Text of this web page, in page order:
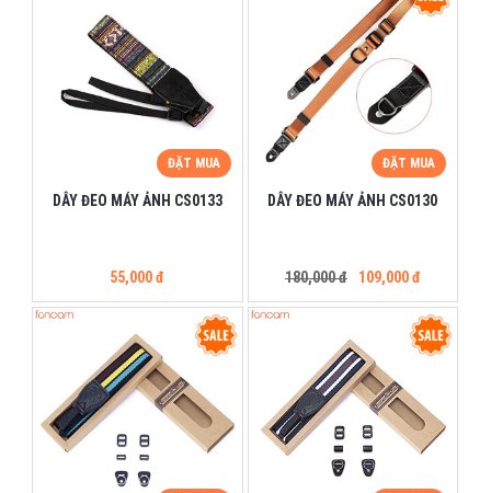
ĐẶT MUA
DÂY ĐEO MÁY ẢNH CS0133
55,000 đ
ĐẶT MUA
DÂY ĐEO MÁY ẢNH CS0130
180,000 đ 109,000 đ